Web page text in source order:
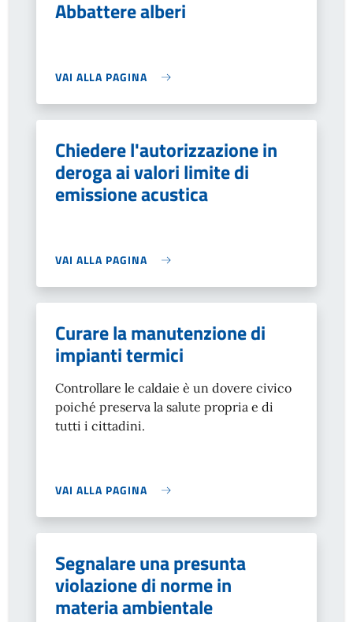
Abbattere alberi
VAI ALLA PAGINA
Chiedere l'autorizzazione in
deroga ai valori limite di
emissione acustica
VAI ALLA PAGINA
Curare la manutenzione di
impianti termici
Controllare le caldaie è un dovere civico
poiché preserva la salute propria e di
tutti i cittadini.
VAI ALLA PAGINA
Segnalare una presunta
violazione di norme in
materia ambientale